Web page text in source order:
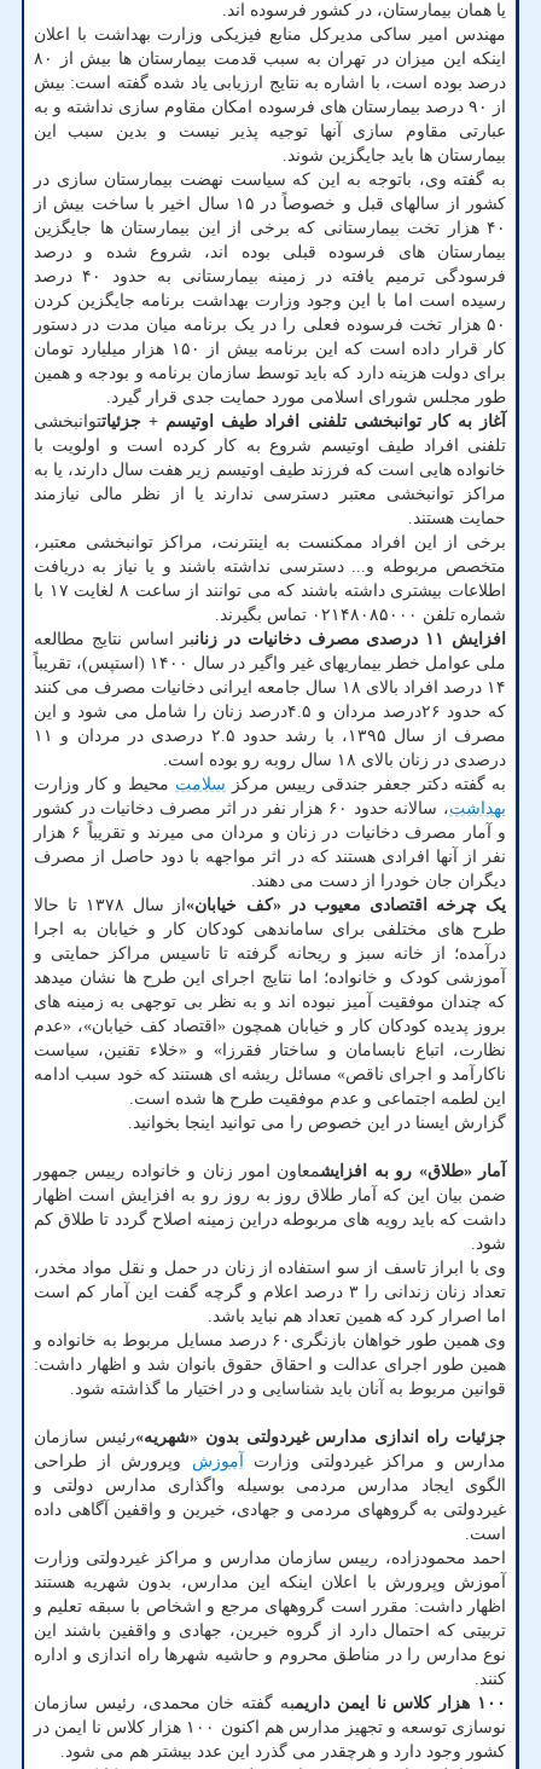
یا همان بیمارستان، در کشور فرسوده اند.
مهندس امیر ساکی مدیرکل منابع فیزیکی وزارت بهداشت با اعلان
اینکه این میزان در تهران به سبب قدمت بیمارستان ها بیش از ۸۰
درصد بوده است، با اشاره به نتایج ارزیابی یاد شده گفته است: بیش
از ۹۰ درصد بیمارستان های فرسوده امکان مقاوم سازی نداشته و به
عبارتی مقاوم سازی آنها توجیه پذیر نیست و بدین سبب این
بیمارستان ها باید جایگزین شوند.
به گفته وی، باتوجه به این که سیاست نهضت بیمارستان سازی در
کشور از سالهای قبل و خصوصاً در ۱۵ سال اخیر با ساخت بیش از
۴۰ هزار تخت بیمارستانی که برخی از این بیمارستان ها جایگزین
بیمارستان های فرسوده قبلی بوده اند، شروع شده و درصد
فرسودگی ترمیم یافته در زمینه بیمارستانی به حدود ۴۰ درصد
رسیده است اما با این وجود وزارت بهداشت برنامه جایگزین کردن
۵۰ هزار تخت فرسوده فعلی را در یک برنامه میان مدت در دستور
کار قرار داده است که این برنامه بیش از ۱۵۰ هزار میلیارد تومان
برای دولت هزینه دارد که باید توسط سازمان برنامه و بودجه و همین
طور مجلس شورای اسلامی مورد حمایت جدی قرار گیرد.
آغاز به کار توانبخشی تلفنی افراد طیف اوتیسم + جزئیاتتوانبخشی
تلفنی افراد طیف اوتیسم شروع به کار کرده است و اولویت با
خانواده هایی است که فرزند طیف اوتیسم زیر هفت سال دارند، یا به
مراکز توانبخشی معتبر دسترسی ندارند یا از نظر مالی نیازمند
حمایت هستند.
برخی از این افراد ممکنست به اینترنت، مراکز توانبخشی معتبر،
متخصص مربوطه و... دسترسی نداشته باشند و یا نیاز به دریافت
اطلاعات بیشتری داشته باشند که می توانند از ساعت ۸ لغایت ۱۷ با
شماره تلفن ۰۲۱۴۸۰۸۵۰۰۰ تماس بگیرند.
افزایش ۱۱ درصدی مصرف دخانیات در زنان
بر اساس نتایج مطالعه
ملی عوامل خطر بیماریهای غیر واگیر در سال ۱۴۰۰ (استپس)، تقریباً
۱۴ درصد افراد بالای ۱۸ سال جامعه ایرانی دخانیات مصرف می کنند
که حدود ۲۶درصد مردان و ۴.۵درصد زنان را شامل می شود و این
مصرف از سال ۱۳۹۵، با رشد حدود ۲.۵ درصدی در مردان و ۱۱
درصدی در زنان بالای ۱۸ سال روبه رو بوده است.
به گفته دکتر جعفر جندقی رییس مرکز سلامت محیط و کار وزارت
بهداشت
، سالانه حدود ۶۰ هزار نفر در اثر مصرف دخانیات در کشور
و آمار مصرف دخانیات در زنان و مردان می میرند و تقریباً ۶ هزار
نفر از آنها افرادی هستند که در اثر مواجهه با دود حاصل از مصرف
دیگران جان خودرا از دست می دهند.
یک چرخه اقتصادی معیوب در «کف خیابان»
از سال ۱۳۷۸ تا حالا
طرح های مختلفی برای ساماندهی کودکان کار و خیابان به اجرا
درآمده؛ از خانه سبز و ریحانه گرفته تا تاسیس مراکز حمایتی و
آموزشی کودک و خانواده؛ اما نتایج اجرای این طرح ها نشان میدهد
که چندان موفقیت آمیز نبوده اند و به نظر بی توجهی به زمینه های
بروز پدیده کودکان کار و خیابان همچون «اقتصاد کف خیابان»، «عدم
نظارت، اتباع نابسامان و ساختار فقرزا» و «خلاء تقنین، سیاست
ناکارآمد و اجرای ناقص» مسائل ریشه ای هستند که خود سبب ادامه
این لطمه اجتماعی و عدم موفقیت طرح ها شده است.
گزارش ایسنا در این خصوص را می توانید اینجا بخوانید.
آمار «طلاق» رو به افزایشمعاون امور زنان و خانواده رییس جمهور
ضمن بیان این که آمار طلاق روز به روز رو به افزایش است اظهار
داشت که باید رویه های مربوطه دراین زمینه اصلاح گردد تا طلاق کم
شود.
وی با ابراز تاسف از سو استفاده از زنان در حمل و نقل مواد مخدر،
تعداد زنان زندانی را ۳ درصد اعلام و گرچه گفت این آمار کم است
اما اصرار کرد که همین تعداد هم نباید باشد.
وی همین طور خواهان بازنگری۶۰ درصد مسایل مربوط به خانواده و
همین طور اجرای عدالت و احقاق حقوق بانوان شد و اظهار داشت:
قوانین مربوط به آنان باید شناسایی و در اختیار ما گذاشته شود.
جزئیات راه اندازی مدارس غیردولتی بدون «شهریه»رئیس سازمان
مدارس و مراکز غیردولتی وزارت
آموزش وپرورش از طراحی
الگوی ایجاد مدارس مردمی بوسیله واگذاری مدارس دولتی و
غیردولتی به گروههای مردمی و جهادی، خیرین و واقفین آگاهی داده
است.
احمد محمودزاده، رییس سازمان مدارس و مراکز غیردولتی وزارت
آموزش وپرورش با اعلان اینکه این مدارس، بدون شهریه هستند
اظهار داشت: مقرر است گروههای مرجع و اشخاص با سبقه تعلیم و
تربیتی که احتمال دارد از گروه خیرین، جهادی و واقفین باشند این
نوع مدارس را در مناطق محروم و حاشیه شهرها راه اندازی و اداره
کنند.
۱۰۰ هزار کلاس نا ایمن داریم
به گفته خان محمدی، رئیس سازمان
نوسازی توسعه و تجهیز مدارس هم اکنون ۱۰۰ هزار کلاس نا ایمن در
کشور وجود دارد و هرچقدر می گذرد این عدد بیشتر هم می شود.